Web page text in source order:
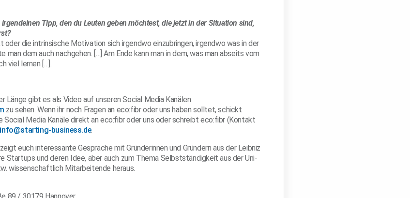
Tipp, den du Leuten geben möchtest, die jetzt in der Situation sind,
oder die intrinsische Motivation sich irgendwo einzubringen, irgendwo was in der
man dem auch nachgehen. […] Am Ende kann man in dem, was man abseits vom
viel lernen […].
Länge gibt es als Video auf unseren Social Media Kanälen
zu sehen. Wenn ihr noch Fragen an eco:fibr oder uns haben solltet, schickt
Social Media Kanäle direkt an eco:fibr oder uns oder schreibt eco:fibr (Kontakt
info@starting-business.de.
zeigt euch interessante Gespräche mit Gründerinnen und Gründern aus der Leibniz
Startups und deren Idee, aber auch zum Thema Selbstständigkeit aus der Uni-
wissenschaftlich Mitarbeitende heraus.